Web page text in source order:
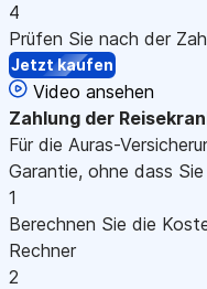
4
Prüfen Sie nach der
Jetzt kaufen
Video ansehen
Zahlung der
Für die Auras-
Garantie, ohne dass
1
Berechnen Sie die
Rechner
2